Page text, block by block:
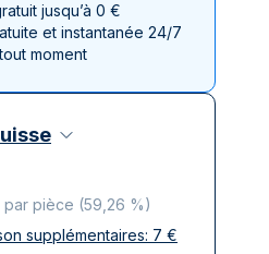
jusqu’à 0 €
et instantanée 24/7
moment
par pièce (59,26 %)
comprises
supplémentaires: 7 €